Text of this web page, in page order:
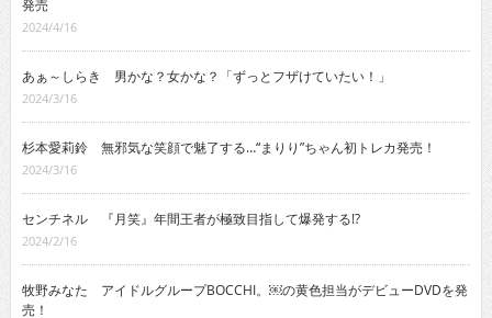
発売
2024/4/16
あぁ～しらき 男かな？女かな？「ずっとフザけていたい！」
2024/3/16
杉本愛莉鈴 無邪気な笑顔で魅了する…“まりり”ちゃん初トレカ発売！
2024/3/16
センチネル 『月笑』年間王者が極致目指して爆発する!?
2024/2/16
牧野みなた アイドルグループBOCCHI。￼の黄色担当がデビューDVDを発
売！